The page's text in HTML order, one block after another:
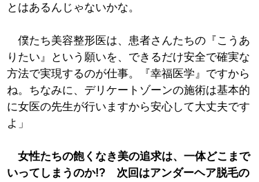
とはあるんじゃないかな。
僕たち美容整形医は、患者さんたちの『こうあ
りたい』という願いを、できるだけ安全で確実な
方法で実現するのが仕事。『幸福医学』ですから
ね。ちなみに、デリケートゾーンの施術は基本的
に女医の先生が行いますから安心して大丈夫です
よ」
女性たちの飽くなき美の追求は、一体どこまで
いってしまうのか!? 次回はアンダーヘア脱毛の